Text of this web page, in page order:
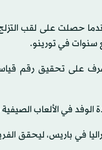
سنوات في تورينو.
الذي أشرف على تحقيق
الوفد في الألعاب